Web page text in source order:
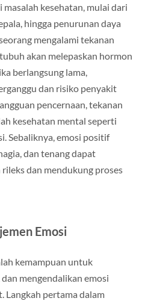
kesehatan, mulai dari
hingga penurunan daya
mengalami tekanan
akan melepaskan hormon
berlangsung lama,
dan risiko penyakit
pencernaan, tekanan
kesehatan mental seperti
Sebaliknya, emosi positif
dan tenang dapat
dan mendukung proses
Emosi
kemampuan untuk
mengendalikan emosi
Langkah pertama dalam